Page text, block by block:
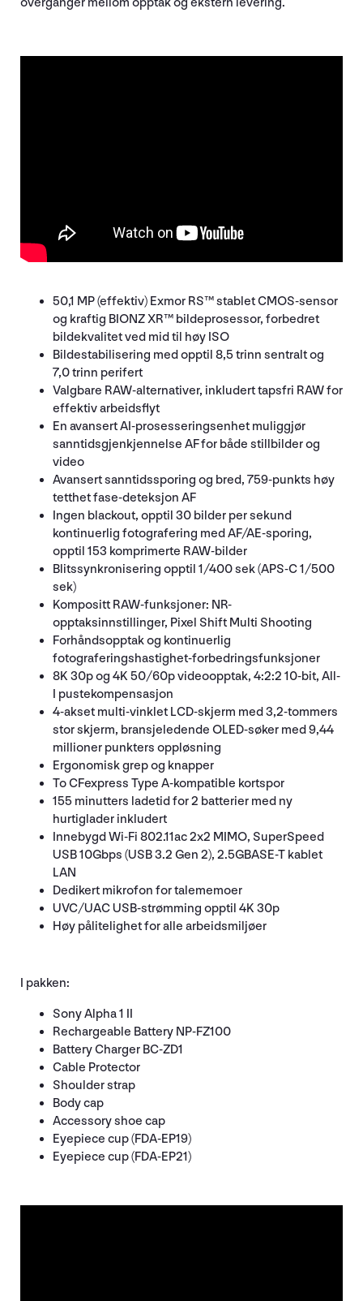
50,1 MP (effektiv) Exmor RS™ stablet CMOS-sensor
og kraftig BIONZ XR™ bildeprosessor, forbedret
bildekvalitet ved mid til høy ISO
Bildestabilisering med opptil 8,5 trinn sentralt og
7,0 trinn perifert
Valgbare RAW-alternativer, inkludert tapsfri RAW for
effektiv arbeidsflyt
En avansert AI-prosesseringsenhet muliggjør
sanntidsgjenkjennelse AF for både stillbilder og
video
Avansert sanntidssporing og bred, 759-punkts høy
tetthet fase-deteksjon AF
Ingen blackout, opptil 30 bilder per sekund
kontinuerlig fotografering med AF/AE-sporing,
opptil 153 komprimerte RAW-bilder
Blitssynkronisering opptil 1/400 sek (APS-C 1/500
sek)
Kompositt RAW-funksjoner: NR-
opptaksinnstillinger, Pixel Shift Multi Shooting
Forhåndsopptak og kontinuerlig
fotograferingshastighet-forbedringsfunksjoner
8K 30p og 4K 50/60p videoopptak, 4:2:2 10-bit, All-
I pustekompensasjon
4-akset multi-vinklet LCD-skjerm med 3,2-tommers
stor skjerm, bransjeledende OLED-søker med 9,44
millioner punkters oppløsning
Ergonomisk grep og knapper
To CFexpress Type A-kompatible kortspor
155 minutters ladetid for 2 batterier med ny
hurtiglader inkludert
Innebygd Wi-Fi 802.11ac 2x2 MIMO, SuperSpeed
USB 10Gbps (USB 3.2 Gen 2), 2.5GBASE-T kablet
LAN
Dedikert mikrofon for talememoer
UVC/UAC USB-strømming opptil 4K 30p
Høy pålitelighet for alle arbeidsmiljøer
I pakken:
Sony Alpha 1 II
Rechargeable Battery NP-FZ100
Battery Charger BC-ZD1
Cable Protector
Shoulder strap
Body cap
Accessory shoe cap
Eyepiece cup (FDA-EP19)
Eyepiece cup (FDA-EP21)